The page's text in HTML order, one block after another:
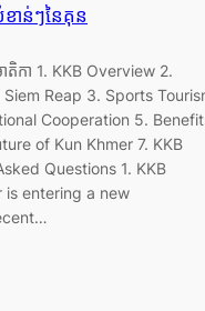
ាន់ៗនៃគុន
កា 1. KKB Overview 2.
Reap 3. Sports
Cooperation 5.
of Kun Khmer 7. KKB
Questions 1. KKB
is entering a new